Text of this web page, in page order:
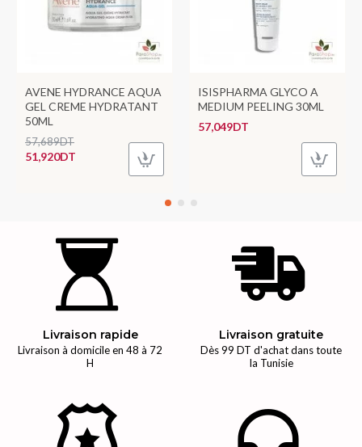
AVENE HYDRANCE AQUA
GEL CREME HYDRATANT
50ML
51,920DT
57,689DT
ISISPHARMA GLYCO A
MEDIUM PEELING 30ML
57,049DT
Livraison rapide
Livraison à domicile en 48 à 72
H
Livraison gratuite
Dès 99 DT d'achat dans toute
la Tunisie